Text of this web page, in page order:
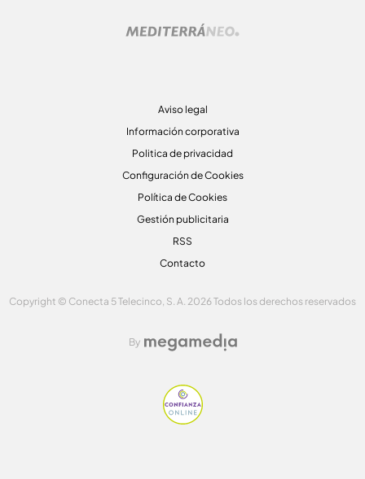
Aviso legal
Información corporativa
Politica de privacidad
Configuración de Cookies
Política de Cookies
Gestión publicitaria
RSS
Contacto
Copyright © Conecta 5 Telecinco, S. A. 2026 Todos los derechos reservados
By